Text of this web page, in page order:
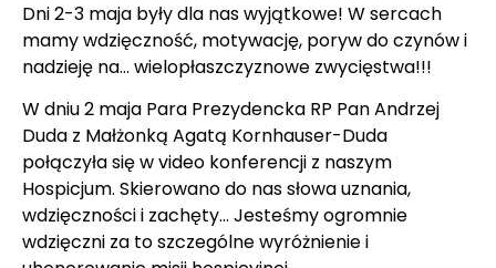
Dni 2-3 maja były dla nas wyjątkowe! W sercach
mamy wdzięczność, motywację, poryw do czynów i
nadzieję na… wielopłaszczyznowe zwycięstwa!!!
W dniu 2 maja Para Prezydencka RP Pan Andrzej
Duda z Małżonką Agatą Kornhauser-Duda
połączyła się w video konferencji z naszym
Hospicjum. Skierowano do nas słowa uznania,
wdzięczności i zachęty… Jesteśmy ogromnie
wdzięczni za to szczególne wyróżnienie i